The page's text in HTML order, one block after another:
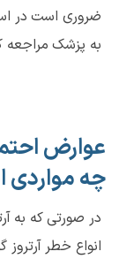
ضروری است در
به پزشک مراجعه
عوارض
چه
در صورتی که به
انواع خطر